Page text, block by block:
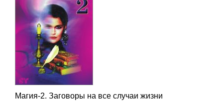
Магия-2. Заговоры на все случаи жизни